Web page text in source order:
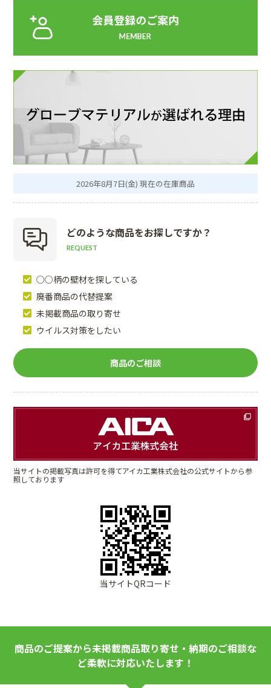
2026年8月7日(金) 現在の在庫商品
どのような商品をお探しですか？
REQUEST
○○柄の壁材を探している
廃番商品の代替提案
未掲載商品の取り寄せ
ウイルス対策をしたい
商品のご相談
当サイトの掲載写真は許可を得てアイカ工業株式会社の公式サイトから参
照しております
当サイトQRコード
商品のご提案から未掲載商品取り寄せ・納期のご相談な
ど柔軟に対応いたします！